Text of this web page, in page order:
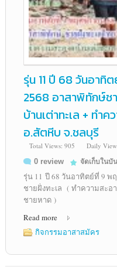
รุ่น 11 ปี 68 วันอา
2568 อาสาพิทักษ์ช
บ้านเต่าทะเล + ทำ
อ.สัตหีบ จ.ชลบุรี
Total Views: 905
Daily
0 review
จัดเก็บในบั
รุ่น 11 ปี 68 วันอาทิตย์ที่ 9
ชายฝั่งทะเล ( ทำความสะอ
ชายหาด )
Read more
กิจกรรมอาสาสมัคร